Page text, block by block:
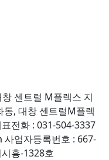
센트럴 M플렉스 지
, 대창 센트럴M플렉
전화 : 031-504-3337
사업자등록번호 : 667-
흥-1328호